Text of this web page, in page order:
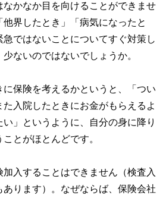
かなか目を向けることができませ
界したとき」「病気になったと
急ではないことについてすぐ対策し
ないのではないでしょうか。
に保険を考えるかというと、「つい
入院したときにお金がもらえるよ
い」というように、自分の身に降り
とがほとんどです。
入することはできません（検査入
あります）。なぜならば、保険会社